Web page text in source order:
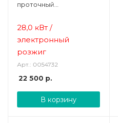
проточный
28,0 кВт /
электронный
розжиг
Арт.: 0054732
22 500 р.
В корзину